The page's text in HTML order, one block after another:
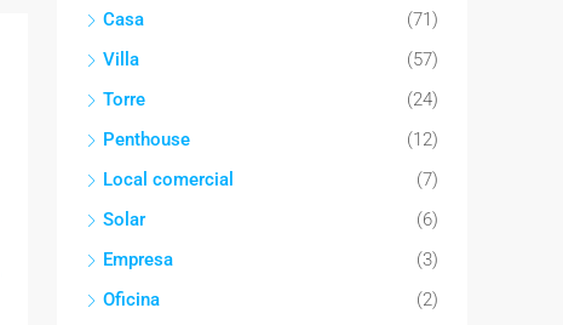
Casa
(71)
Villa
(57)
Torre
(24)
Penthouse
(12)
Local comercial
(7)
Solar
(6)
Empresa
(3)
Oficina
(2)